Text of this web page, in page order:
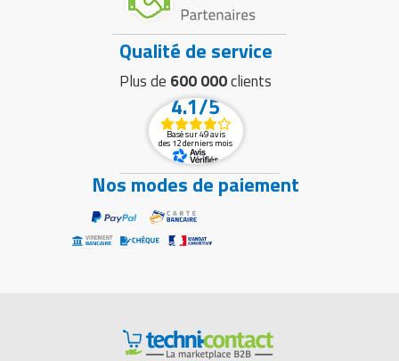
Qualité de service
Plus de 600 000clients
4.1/5
Basé sur 49 avis
des 12 derniers mois
Nos modes de paiement